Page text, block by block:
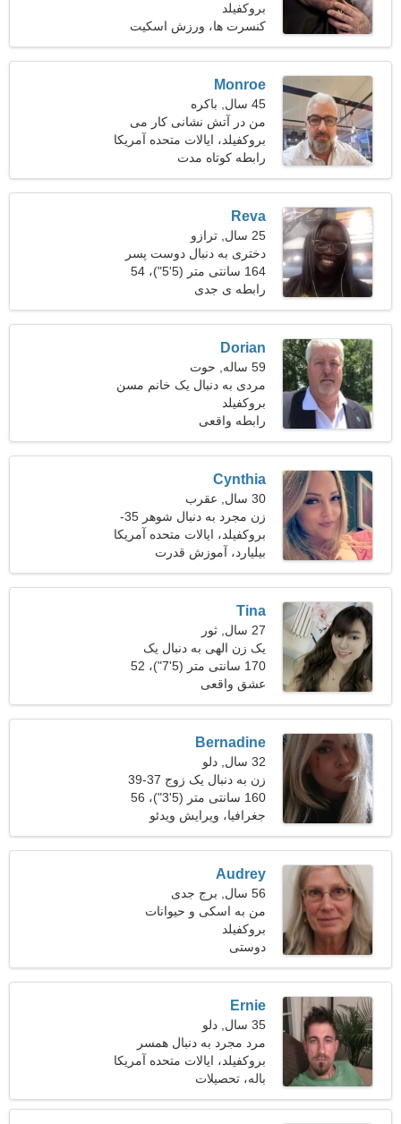
ملاقات کند 25-31
بروکفیلد
کنسرت ها، ورزش اسکیت
بورد
Monroe
45 سال, باکره
من در آتش نشانی کار می
کنم به یک خانم ماهر نیازمندم
بروکفیلد، ایالات متحده آمریکا
رابطه کوتاه مدت
Reva
25 سال, ترازو
دختری به دنبال دوست پسر
164 سانتی متر (5'5")، 54
کیلوگرم (119 پوند)
رابطه ی جدی
Dorian
59 ساله, حوت
مردی به دنبال یک خانم مسن
بروکفیلد
رابطه واقعی
Cynthia
30 سال, عقرب
زن مجرد به دنبال شوهر 35-
40
بروکفیلد، ایالات متحده آمریکا
بیلیارد، آموزش قدرت
Tina
27 سال, ثور
یک زن الهی به دنبال یک
رابطه جدی است
170 سانتی متر (5'7")، 52
کیلوگرم (114 پوند)
عشق واقعی
Bernadine
32 سال, دلو
زن به دنبال یک زوج 37-39
160 سانتی متر (5'3")، 56
کیلوگرم (123 پوند)
جغرافیا، ویرایش ویدئو
Audrey
56 سال, برج جدی
من به اسکی و حیوانات
خانگی علاقه دارم
بروکفیلد
دوستی
Ernie
35 سال, دلو
مرد مجرد به دنبال همسر
بروکفیلد، ایالات متحده آمریکا
باله، تحصیلات